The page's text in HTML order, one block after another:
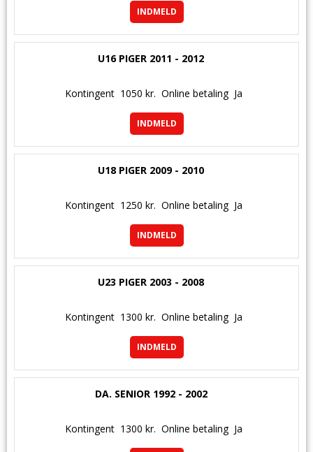
INDMELD
U16 PIGER 2011 - 2012
Kontingent 1050 kr. Online betaling Ja
INDMELD
U18 PIGER 2009 - 2010
Kontingent 1250 kr. Online betaling Ja
INDMELD
U23 PIGER 2003 - 2008
Kontingent 1300 kr. Online betaling Ja
INDMELD
DA. SENIOR 1992 - 2002
Kontingent 1300 kr. Online betaling Ja